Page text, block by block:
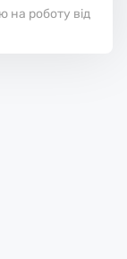
на роботу від